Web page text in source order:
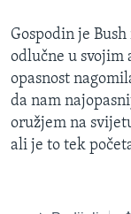
Gospodin je
odlučne u svojim
opasnost
da nam
oružjem na
ali je to tek